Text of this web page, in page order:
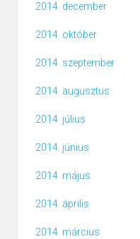
2014. december
2014. október
2014. szeptember
2014. augusztus
2014. július
2014. június
2014. május
2014. április
2014. március